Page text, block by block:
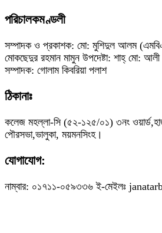
পরিচালকমণ্ডলী
সম্পাদক ও প্রকাশক: মো: মুশিদুল আলম (এমবিএ)
মোকছেদুর রহমান মামুন উপদেষ্টা: শাহ্ মো:
সম্পাদক: গোলাম কিবরিয়া পলাশ
ঠিকানাঃ
কলেজ মহল্লা-সি (৫২-১২৫/০১) ৩নং
পৌরসভা,ভালুকা, ময়মনসিংহ।
যোগাযোগ:
নাম্বার: ০১৭১১-০৫৯৩৩৬ ই-মেইলঃ